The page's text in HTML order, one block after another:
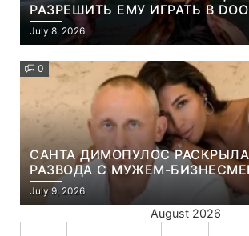
РАЗРЕШИТЬ ЕМУ ИГРАТЬ В
ЧТО ЭТО ХРИСТИАНСКАЯ ИГРА
УБИЙСТВО ДЕМОНОВ
July 8, 2026
0
САНТА ДИМОПУЛОС
РАЗВОДА С МУЖЕМ-
July 9, 2026
August 2026